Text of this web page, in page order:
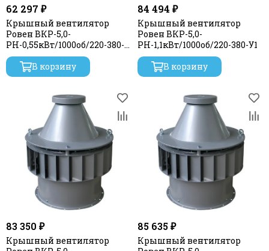
62 297 ₽
Крышный вентилятор
Ровен ВКР-5,0-
РН-0,55кВт/1000об/220-380-
У1
В корзину
84 494 ₽
Крышный вентилятор
Ровен ВКР-5,0-
РН-1,1кВт/1000об/220-380-У1
В корзину
83 350 ₽
Крышный вентилятор
85 635 ₽
Крышный вентилятор